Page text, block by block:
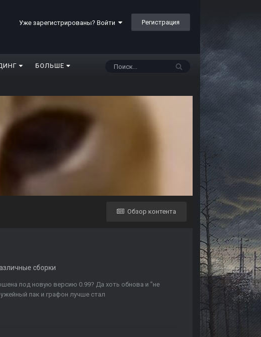
Уже зарегистрированы? Войти Регистрация
БОЛЬШЕ
Обзор контента
сборки
под новую версию 0.99? Да хоть обнова и "не
пак и графон лучше стал